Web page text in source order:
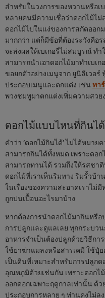
สำหรับในวงการของหวานหรือเ
หลายคนมีความเชื่อว่าดอกไม้ไม่
ดอกไม้ไปในแง่ของการสกัดออ
มากกว่า แต่ก็มีข้อที่ต้องระวังคือ
จะส่งผลให้เบเกอรี่ไม่สมบูรณ์ ท
สามารถนำเอาดอกไม้มาทำเบเก
ขอยกตัวอย่างเมนูจาก ยูนิลีเวอ
ประกอบเมนูและตกแต่ง เช่น ทา
พวงชมพูมาตกแต่งเพิ่มความสวย
ดอกไม้แบบไหนที่กินไ
คำว่า ‘ดอกไม้กินได้’ ไม่ได้หมา
สามารถกินได้ทั้งหมด เพราะดอ
สามารถทานได้ รวมถึงให้รสชาติ
ดอกไม้ที่เราเห็นริมทาง ริมรั้วบ้
ในเรื่องของความสะอาดเราไม่
ถูกปนเปื้อนอะไรมาบ้าง
หากต้องการนำดอกไม้มากินหรือ
การปลูกและดูแลเลย ทุกกระบว
อาหารจำเป็นต้องปลูกด้วยวิธีก
ใช้ยาฆ่าแมลงหรือสารเคมี ใช้ปุ๋
เป็นดินที่เหมาะสำหรับการปลูกด
อุณหภูมิด้วยเช่นกัน เพราะดอกไ
ออกดอกเฉพาะฤดูกาลเท่านั้น
ประกอบการหลาย ๆ ท่านคงไม่ล